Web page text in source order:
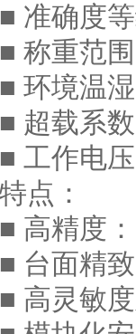
■ 准确度
■ 称重范
■ 环境温
■ 超载系
■ 工作电
特点：
■ 高精度
■ 台面精
■ 高灵敏